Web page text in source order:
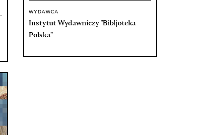
WYDAWCA
Instytut Wydawniczy "Bibljoteka
Polska"